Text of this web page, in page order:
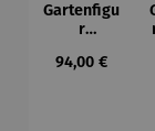
Gartenfigu
r
t Vogel -
Regulärer
94,00 €